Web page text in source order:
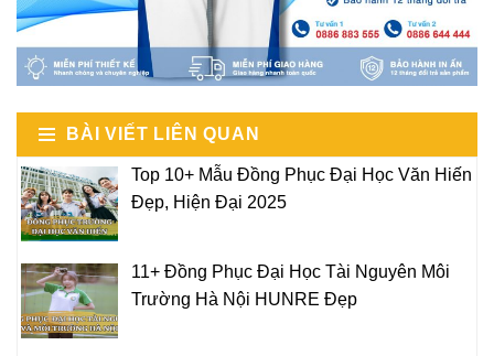
BÀI VIẾT LIÊN QUAN
Top 10+ Mẫu Đồng Phục Đại Học Văn Hiến
Đẹp, Hiện Đại 2025
11+ Đồng Phục Đại Học Tài Nguyên Môi
Trường Hà Nội HUNRE Đẹp